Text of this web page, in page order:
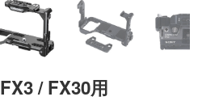
FX3 / FX30用